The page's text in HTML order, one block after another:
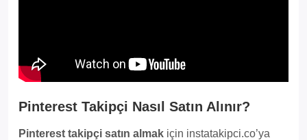
Pinterest Takipçi Nasıl Satın Alınır?
Pinterest takipçi satın almak için instatakipci.co’ya